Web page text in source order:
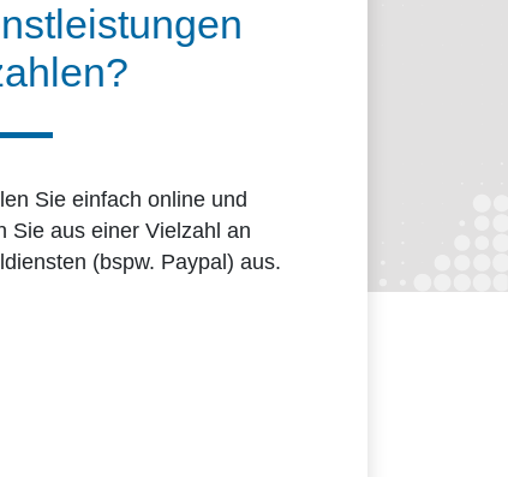
Sie einfach online und
Sie aus einer Vielzahl an
(bspw. Paypal) aus.